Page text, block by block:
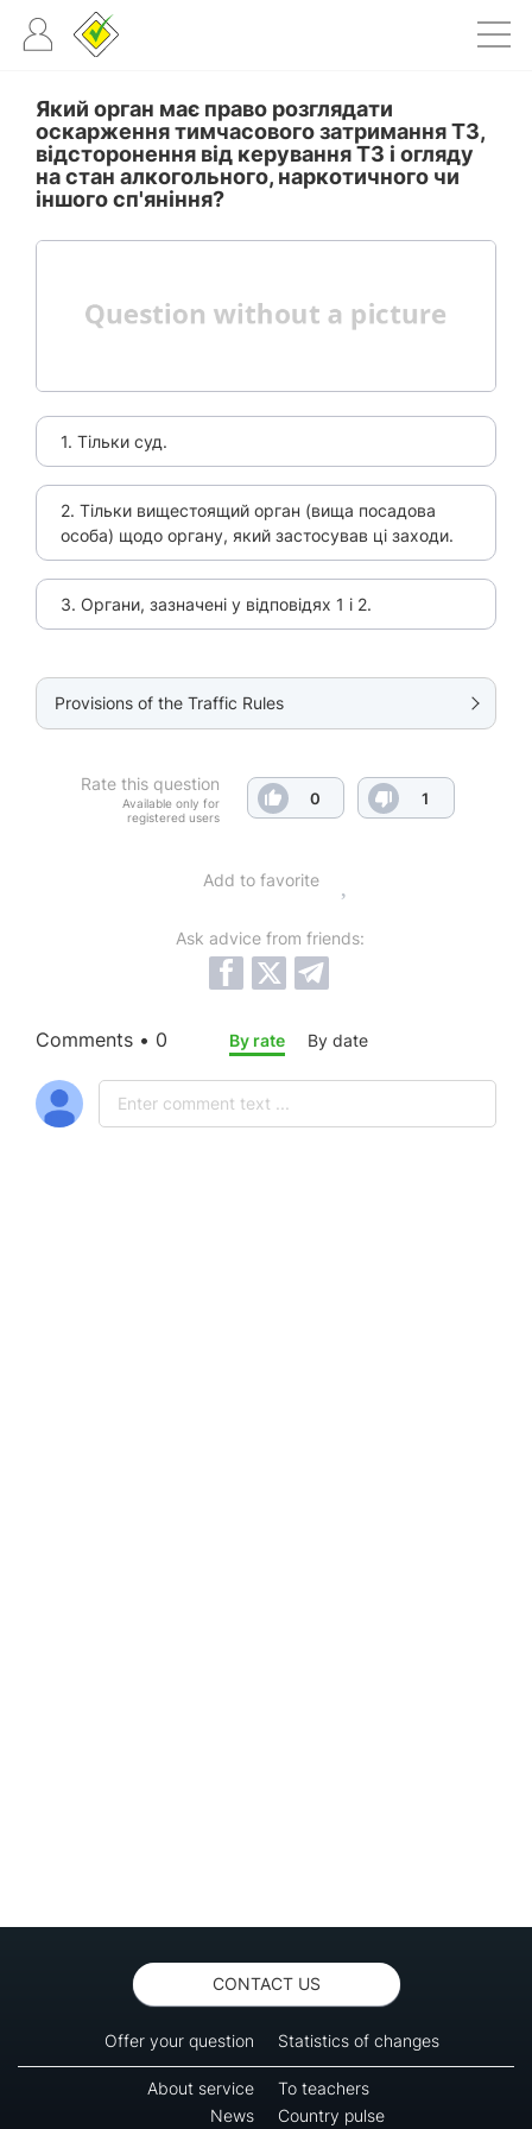
Який орган має право розглядати
оскарження тимчасового затримання ТЗ,
відсторонення від керування ТЗ і огляду
на стан алкогольного, наркотичного чи
іншого сп'яніння?
1. Тільки суд.
2. Тільки вищестоящий орган (вища посадова
особа) щодо органу, який застосував ці заходи.
3. Органи, зазначені у відповідях 1 і 2.
Provisions of the Traffic Rules
Rate this question
Available only for
registered users
0 1
Add to favorite
Ask advice from friends:
Comments • 0 By rate By date
CONTACT US
Offer your question Statistics of changes
About service
To teachers
News
Country pulse